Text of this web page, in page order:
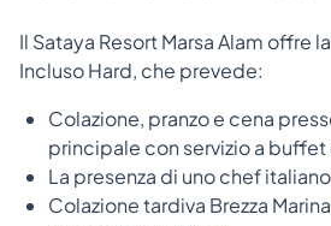
Il Sataya Resort Marsa Alam offre
Incluso Hard, che prevede:
Colazione, pranzo e cena
principale con servizio a buffet
La presenza di uno chef
Colazione tardiva Brezza